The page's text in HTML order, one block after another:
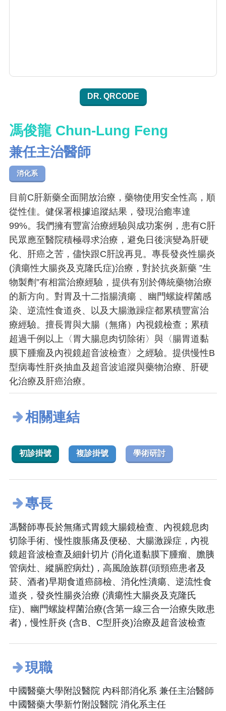
DR. QRCODE
馮俊龍 Chun-Lung Feng
兼任主治醫師
消化系
目前C肝新藥全面開放治療，藥物使用安全性高，順
從性佳。健保署根據追蹤結果，發現治癒率達
99%。我們擁有豐富治療經驗與成功案例，患有C肝
民眾應至醫院積極尋求治療，避免日後演變為肝硬
化、肝癌之苦，儘快跟C肝說再見。專長發炎性腸炎
(潰瘍性大腸炎及克隆氏症)治療，對於抗炎新藥 ”生
物製劑”有相當治療經驗，提供有別於傳統藥物治療
的新方向。對胃及十二指腸潰瘍 、幽門螺旋桿菌感
染、逆流性食道炎、以及大腸激躁症都累積豐富治
療經驗。擅長胃與大腸（無痛）內視鏡檢查；累積
超過千例以上〈胃大腸息肉切除術〉與〈腸胃道黏
膜下腫瘤及內視鏡超音波檢查〉之經驗。提供慢性B
型病毒性肝炎抽血及超音波追蹤與藥物治療、肝硬
化治療及肝癌治療。
相關連結
初診掛號 複診掛號 學術研討
專長
馮醫師專長於無痛式胃鏡大腸鏡檢查、內視鏡息肉
切除手術、慢性腹脹痛及便秘、大腸激躁症，內視
鏡超音波檢查及細針切片 (消化道黏膜下腫瘤、膽胰
管病灶、縱膈腔病灶)，高風險族群(頭頸癌患者及
菸、酒者)早期食道癌篩檢、消化性潰瘍、逆流性食
道炎，發炎性腸炎治療 (潰瘍性大腸炎及克隆氏
症)、幽門螺旋桿菌治療(含第一線三合一治療失敗患
者)，慢性肝炎 (含B、C型肝炎)治療及超音波檢查
現職
中國醫藥大學附設醫院 內科部消化系 兼任主治醫師
中國醫藥大學新竹附設醫院 消化系主任